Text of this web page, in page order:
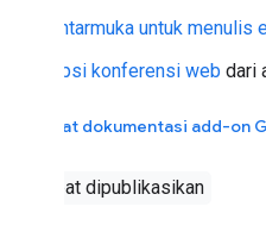
Antarmuka untuk menulis
Opsi konferensi web dari
Melihat dokumentasi add-on
Dapat dipublikasikan